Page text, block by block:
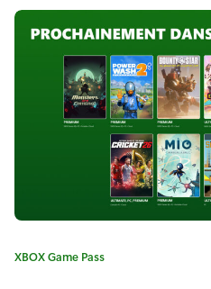
C
XBOX Game Pass